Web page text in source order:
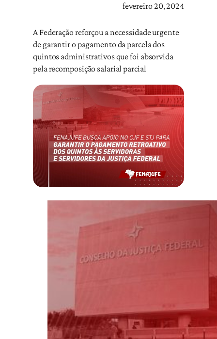
fevereiro 20, 2024
A Federação reforçou a necessidade urgente
de garantir o pagamento da parcela dos
quintos administrativos que foi absorvida
pela recomposição salarial parcial